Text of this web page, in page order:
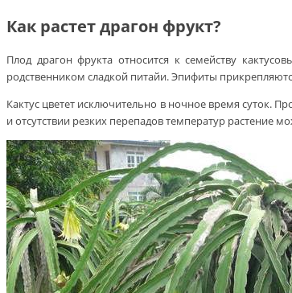
Как растет драгон фрукт?
Плод драгон фрукта относится к семейству
родственником сладкой питайи. Эпифиты
Кактус цветет исключительно в ночное время суток.
и отсутствии резких перепадов температур растение